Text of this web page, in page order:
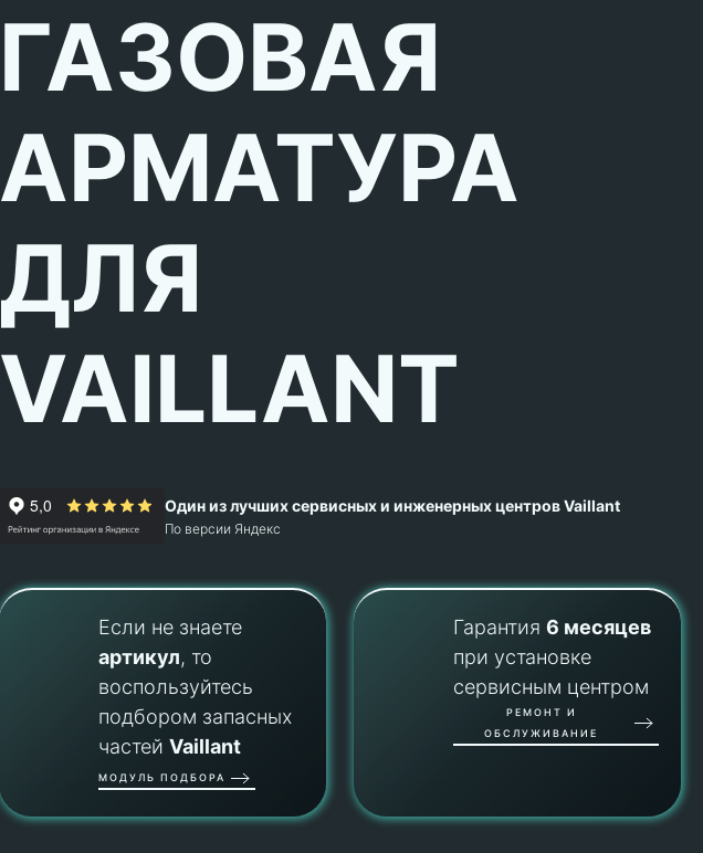
ГАЗОВАЯ
АРМАТУРА
ДЛЯ
VAILLANT
Один из лучших сервисных и инженерных центров Vaillant
По версии Яндекс
Если не знаете
артикул, то
воспользуйтесь
подбором запасных
частейVaillant
МОДУЛЬ ПОДБОРА
Гарантия6 месяцев
при установке
сервисным центром
РЕМОНТ И
ОБСЛУЖИВАНИЕ